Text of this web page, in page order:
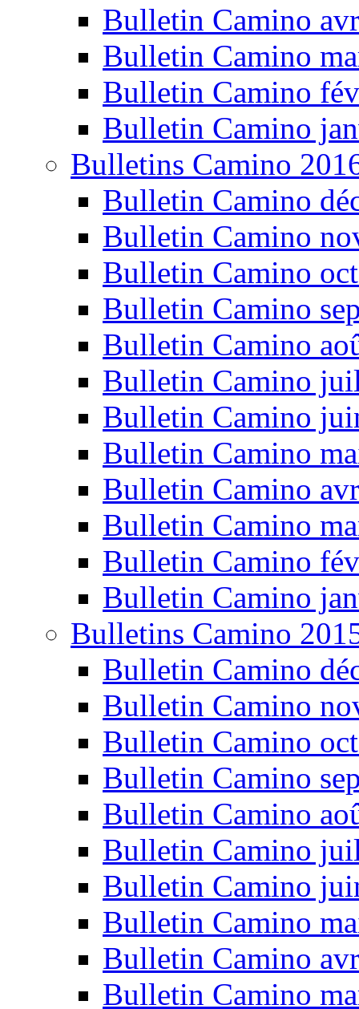
Bulletin Camino
Bulletin Camino
Bulletin Camino
Bulletin Camino
Bulletins Camino
Bulletin Camino
Bulletin Camino
Bulletin Camino
Bulletin Camino
Bulletin Camino
Bulletin Camino
Bulletin Camino
Bulletin Camino
Bulletin Camino
Bulletin Camino
Bulletin Camino
Bulletin Camino
Bulletins Camino
Bulletin Camino
Bulletin Camino
Bulletin Camino
Bulletin Camino
Bulletin Camino
Bulletin Camino
Bulletin Camino
Bulletin Camino
Bulletin Camino
Bulletin Camino